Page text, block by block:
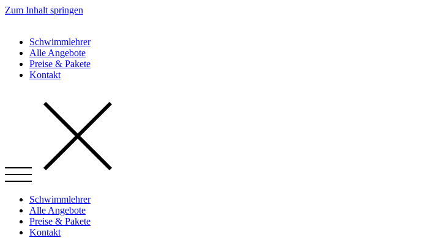
Zum Inhalt springen
Schwimmlehrer
Alle Angebote
Preise & Pakete
Kontakt
Schwimmlehrer
Alle Angebote
Preise & Pakete
Kontakt